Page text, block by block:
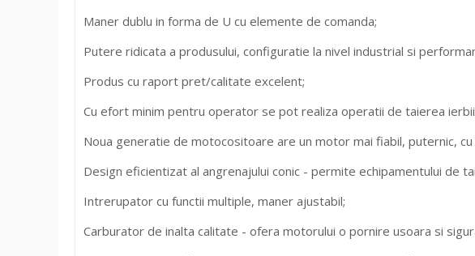
Maner dublu in forma de U cu elemente de comanda;
Putere ridicata a produsului, configuratie la nivel industrial si
Produs cu raport pret/calitate excelent;
Cu efort minim pentru operator se pot realiza operatii de taierea
Noua generatie de motocositoare are un motor mai fiabil, puternic,
Design eficientizat al angrenajului conic - permite echipamentului de
Intrerupator cu functii multiple, maner ajustabil;
Carburator de inalta calitate - ofera motorului o pornire usoara si